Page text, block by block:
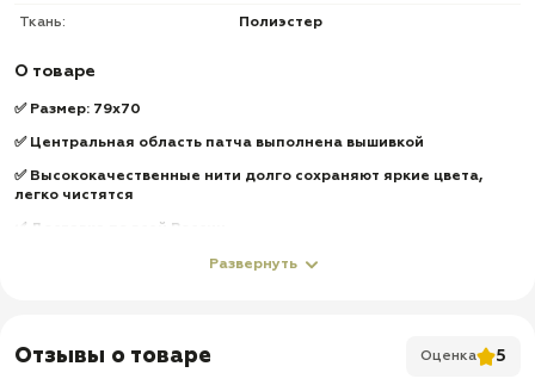
Ткань: Полиэстер
О товаре
✅ Размер: 79х70
✅ Центральная область патча выполнена вышивкой
✅ Высококачественные нити долго сохраняют яркие цвета,
легко чистятся
✅ Доставка по всей России
Развернуть
Отзывы о товаре Оценка 5